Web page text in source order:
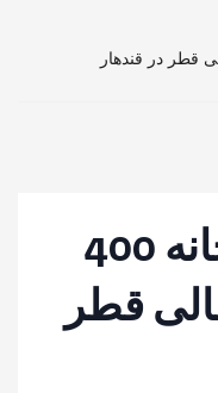
ساخت یک شفاخانه 400
قطر